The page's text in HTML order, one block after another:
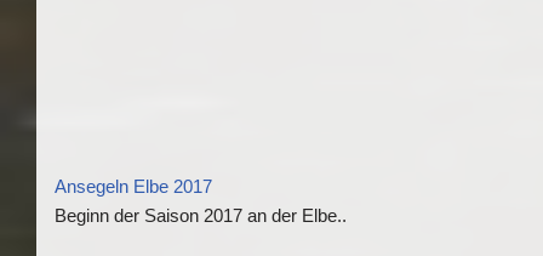
Ansegeln Elbe 2017
Beginn der Saison 2017 an der Elbe..